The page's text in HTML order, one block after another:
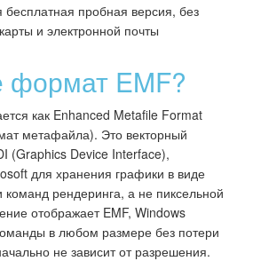
бесплатная пробная версия, без
и электронной почты
формат EMF?
как Enhanced Metafile Format
метафайла). Это векторный
(Graphics Device Interface),
для хранения графики в виде
команд рендеринга, а не пиксельной
отображает EMF, Windows
в любом размере без потери
не зависит от разрешения.